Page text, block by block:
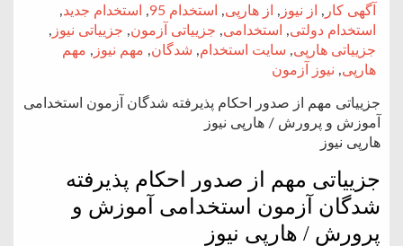
آگهی کار , از نیوز , از هارپی, استخدام 95 , استخدام جدید,
استخدام دولتی, استخدامی, جزییاتی آزمون, جزییاتی نیوز ,
جزییاتی هارپی, سایت استخدام, شدگان, مهم نیوز , مهم
هارپی, نیوز آزمون
جزییاتی مهم از صدور احکام پذیرفته شدگان آزمون استخدامی
آموزش و پرورش / هارپی نیوز
هارپی نیوز
جزییاتی مهم از صدور احکام پذیرفته
شدگان آزمون استخدامی آموزش و
پرورش / هارپی نیوز